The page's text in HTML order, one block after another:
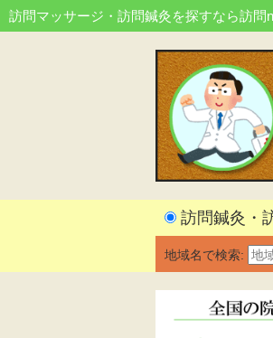
訪問マッサージ・訪問鍼灸を探すなら訪問
訪問鍼灸・
地域名で検索: